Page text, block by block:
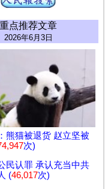
重点推荐文章
2026年6月3日
熊猫被退货 赵立坚被
次)
民认罪 承认充当中共
(46,017次)